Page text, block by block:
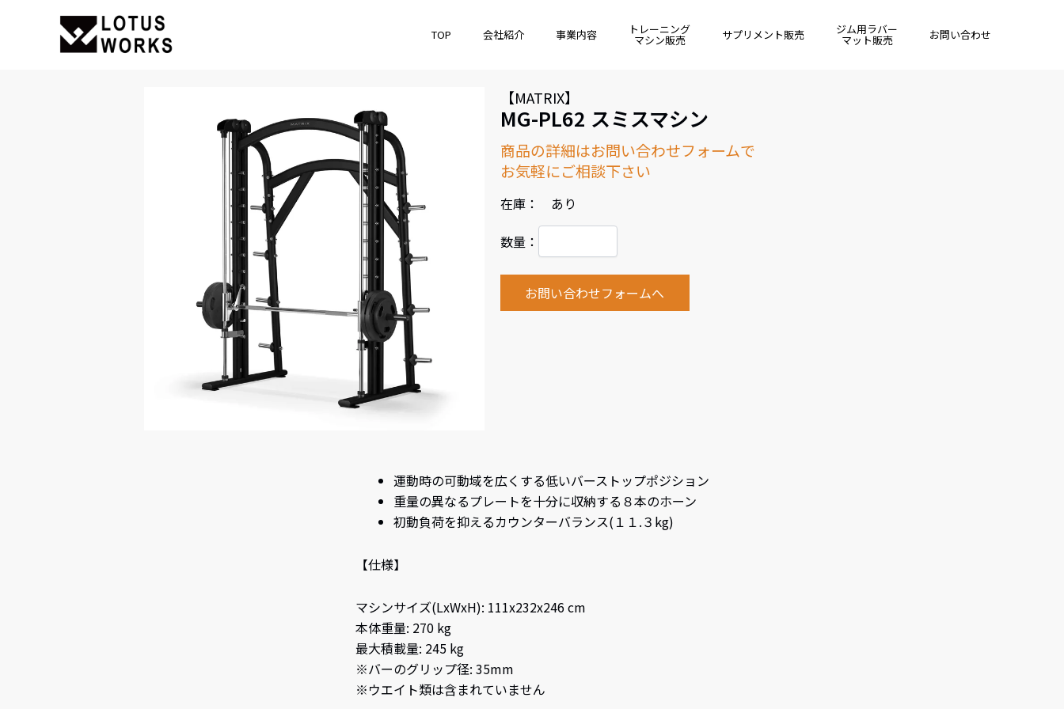
TOP 会社紹介 事業内容 トレーニング
マシン販売 サプリメント販売 ジム用ラバー
マット販売 お問い合わせ
【MATRIX】
MG-PL62 スミスマシン
商品の詳細はお問い合わせフォームで
お気軽にご相談下さい
在庫： あり
数量：
お問い合わせフォームへ
運動時の可動域を広くする低いバーストップポジション
重量の異なるプレートを十分に収納する８本のホーン
初動負荷を抑えるカウンターバランス(１１.３kg)
【仕様】
マシンサイズ(LxWxH): 111x232x246 cm
本体重量: 270 kg
最大積載量: 245 kg
※バーのグリップ径: 35mm
※ウエイト類は含まれていません